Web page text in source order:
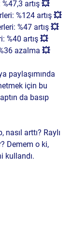
artış 💥
%124 artış 💥
%47 artış 💥
%40 artış 💥
azalma 💥
paylaşımında
için bu
da basıp
Demem o ki,
kullandı.